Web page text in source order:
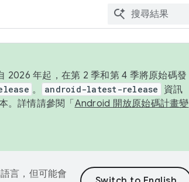
2026 年起，在第 2 季和第 4 季將原始碼發
。 android-latest-release
資訊
。詳情請參閱「 Android 開放原始碼計畫變
言，但可能會